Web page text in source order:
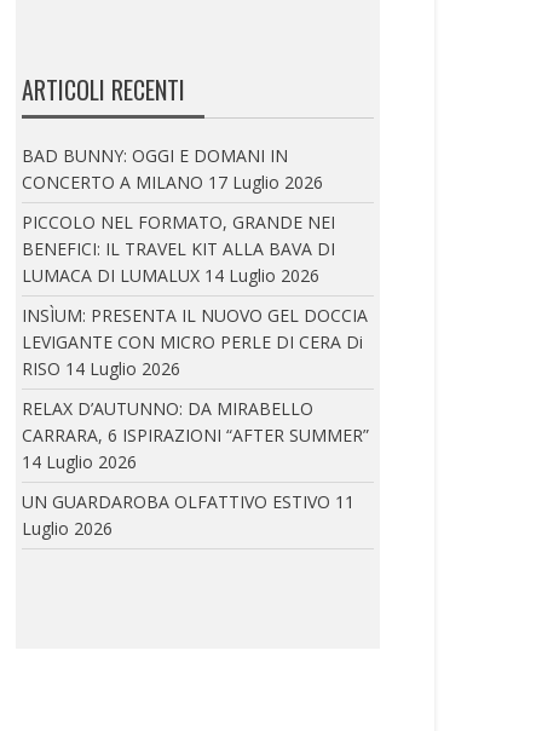
UN’IMMERSIONE NEL MONDO DELLA
MODA, DEL BEAUTY E...
ELEVENTY: PRESENTA IL NUOVO CONCEPT DELLA
BOUTIQUE PARIGINA ALL’HOTEL DU LOUVRE
Eleventy inaugura il nuovo concept della
boutique parigina...
IRA LANGEVIN A CANNES: IRA LANGEVIN E COCO
ROCHA
In occasione della 79ª edizione del Festival
di...
ARTICOLI RECENTI
BAD BUNNY: OGGI E DOMANI IN
CONCERTO A MILANO 17 Luglio 2026
PICCOLO NEL FORMATO, GRANDE NEI
BENEFICI: IL TRAVEL KIT ALLA BAVA DI
LUMACA DI LUMALUX 14 Luglio 2026
INSÌUM: PRESENTA IL NUOVO GEL DOCCIA
LEVIGANTE CON MICRO PERLE DI CERA Di
RISO 14 Luglio 2026
RELAX D’AUTUNNO: DA MIRABELLO
CARRARA, 6 ISPIRAZIONI “AFTER SUMMER”
14 Luglio 2026
UN GUARDAROBA OLFATTIVO ESTIVO 11
Luglio 2026